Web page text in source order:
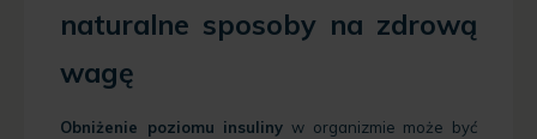
naturalne sposoby na zdrową
wagę
Obniżenie poziomu insuliny w organizmie może być